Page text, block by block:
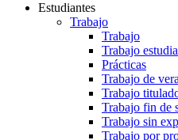
Estudiantes
Trabajo
Trabajo
Trabajo
Prácticas
Trabajo de
Trabajo
Trabajo fin de
Trabajo sin
Trabajo por